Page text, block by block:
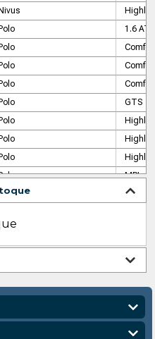
Nivus
Polo
1.6 AT
Polo
Polo
Polo
Polo
GTS
Polo
Polo
Polo
MPI
Polo
MSI
Track
Track
Track
TSI